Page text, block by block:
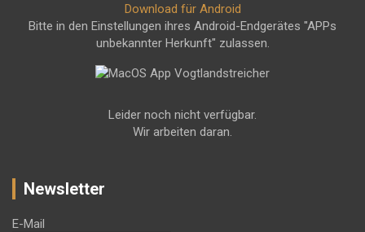
Download für Android
Bitte in den Einstellungen ihres Android-Endgerätes "APPs
unbekannter Herkunft" zulassen.
Leider noch nicht verfügbar.
Wir arbeiten daran.
Newsletter
E-Mail